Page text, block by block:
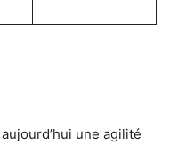
une agilité